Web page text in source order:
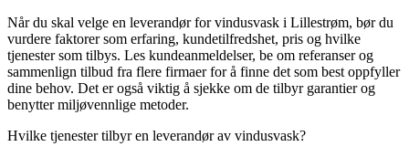
Når du skal velge en leverandør for vindusvask i Lillestrøm, bør du
vurdere faktorer som erfaring, kundetilfredshet, pris og hvilke
tjenester som tilbys. Les kundeanmeldelser, be om referanser og
sammenlign tilbud fra flere firmaer for å finne det som best oppfyller
dine behov. Det er også viktig å sjekke om de tilbyr garantier og
benytter miljøvennlige metoder.
Hvilke tjenester tilbyr en leverandør av vindusvask?